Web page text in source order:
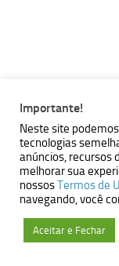
Importante!
Neste site
tecnologias
anúncios, recursos